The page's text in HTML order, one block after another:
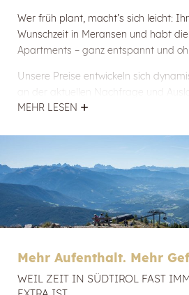
Wer früh plant, macht’s sich leicht:
Wunschzeit in Meransen und habt
Apartments – ganz entspannt und
Unsere Preise entwickeln sich
an der aktuellen Nachfrage und
Früh dran sein zahlt sich oft aus.
Und weil ihrdirekt bei Mountain
könnt ihr euch sicher sein: Ihr
verfügbaren Preisfür euren
unkompliziert und ohne Umwege.
JETZT BUCHEN
MEHR LESEN
Mehr Aufenthalt. Mehr
WEIL ZEIT IN SÜDTIROL FAST